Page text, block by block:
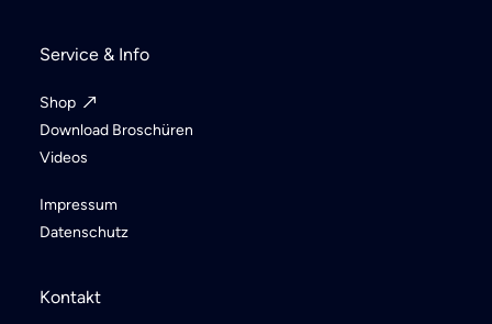
Service & Info
Shop
Download Broschüren
Videos
Impressum
Datenschutz
Kontakt